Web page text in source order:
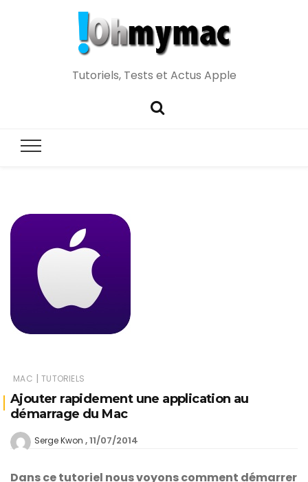
Tutoriels, Tests et Actus Apple
MAC | TUTORIELS
Ajouter rapidement une application au
démarrage du Mac
Serge Kwon 11/07/2014
Dans ce tutoriel nous voyons comment démarrer